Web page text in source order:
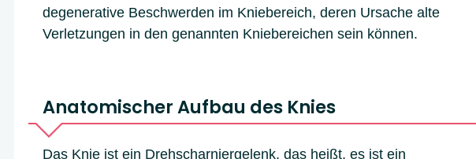
degenerative Beschwerden im Kniebereich, deren Ursache alte
Verletzungen in den genannten Kniebereichen sein können.
Anatomischer Aufbau des Knies
Das Knie ist ein Drehscharniergelenk, das heißt, es ist ein